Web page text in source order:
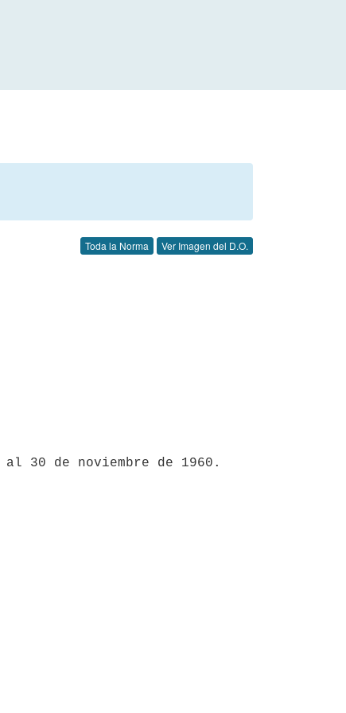
Toda la Norma Ver Imagen del D.O.
30 de noviembre de 1960.